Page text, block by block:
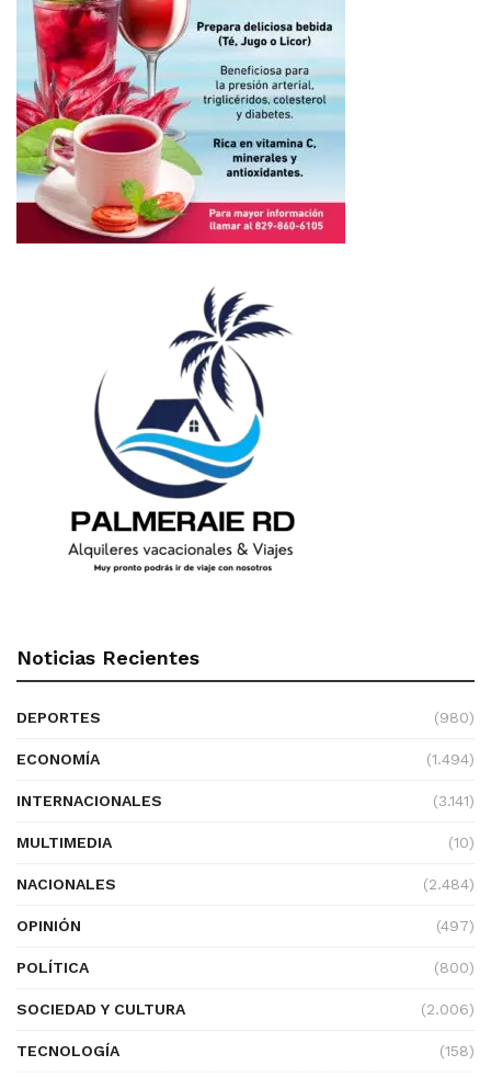
Noticias Recientes
DEPORTES (980)
ECONOMÍA (1.494)
INTERNACIONALES (3.141)
MULTIMEDIA (10)
NACIONALES (2.484)
OPINIÓN (497)
POLÍTICA (800)
SOCIEDAD Y CULTURA (2.006)
TECNOLOGÍA (158)